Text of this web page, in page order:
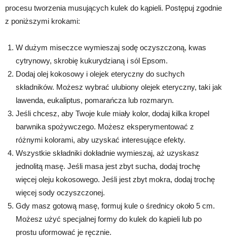
procesu tworzenia musujących kulek do kąpieli. Postępuj zgodnie
z poniższymi krokami:
W dużym miseczce wymieszaj sodę oczyszczoną, kwas
cytrynowy, skrobię kukurydzianą i sól Epsom.
Dodaj olej kokosowy i olejek eteryczny do suchych
składników. Możesz wybrać ulubiony olejek eteryczny, taki jak
lawenda, eukaliptus, pomarańcza lub rozmaryn.
Jeśli chcesz, aby Twoje kule miały kolor, dodaj kilka kropel
barwnika spożywczego. Możesz eksperymentować z
różnymi kolorami, aby uzyskać interesujące efekty.
Wszystkie składniki dokładnie wymieszaj, aż uzyskasz
jednolitą masę. Jeśli masa jest zbyt sucha, dodaj trochę
więcej oleju kokosowego. Jeśli jest zbyt mokra, dodaj trochę
więcej sody oczyszczonej.
Gdy masz gotową masę, formuj kule o średnicy około 5 cm.
Możesz użyć specjalnej formy do kulek do kąpieli lub po
prostu uformować je ręcznie.